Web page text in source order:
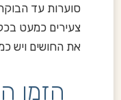
סוערות עד
צעירים כמעט
את החושים ויש כמובן את
הזמן